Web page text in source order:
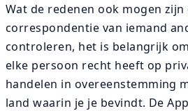
Wat de redenen ook mogen
correspondentie van iemand
controleren, het is belangrijk
elke persoon recht heeft op
handelen in overeenstemming
land waarin je je bevindt. De